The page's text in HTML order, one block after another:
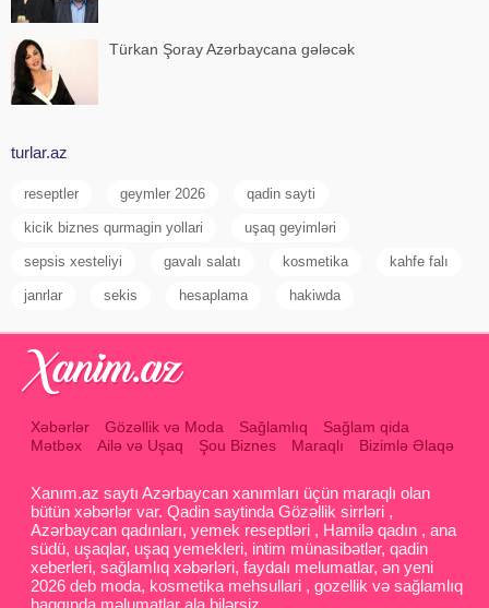
Türkan Şoray Azərbaycana gələcək
turlar.az
reseptler geymler 2026 qadin sayti
kicik biznes qurmagin yollari uşaq geyimləri
sepsis xesteliyi gavalı salatı kosmetika kahfe falı
janrlar sekis hesaplama hakiwda
Xəbərlər Gözəllik və Moda Sağlamlıq
Sağlam qida
Mətbəx
Ailə və Uşaq Şou Biznes Maraqlı Bizimlə Əlaqə
Xanım.az saytı Azərbaycan xanımları üçün maraqlı olan
bütün xəbərlər var. Qadin saytinda Gözəllik sirrləri ,
Azərbaycan qadınları, yemek reseptləri , Hamilə qadın , ana
südü, uşaqlar, uşaq yemekleri, intim münasibətlər, qadin
xeberleri, sağlamlıq xəbərləri, faydalı melumatlar, ən yeni
2026 deb moda, kosmetika mehsullari , gozellik və sağlamlıq
haqqında məlumatlar ala bilərsiz.